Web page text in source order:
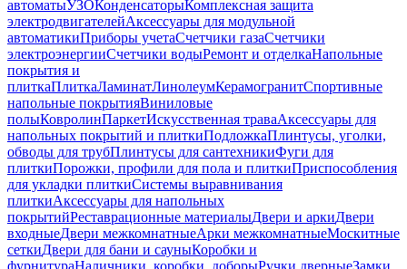
автоматыУЗОКонденсаторыКомплексная защита
электродвигателейАксессуары для модульной
автоматикиПриборы учетаСчетчики газаСчетчики
электроэнергииСчетчики водыРемонт и отделкаНапольные
покрытия и
плиткаПлиткаЛаминатЛинолеумКерамогранитСпортивные
напольные покрытияВиниловые
полыКовролинПаркетИскусственная траваАксессуары для
напольных покрытий и плиткиПодложкаПлинтусы, уголки,
обводы для трубПлинтусы для сантехникиФуги для
плиткиПорожки, профили для пола и плиткиПриспособления
для укладки плиткиСистемы выравнивания
плиткиАксессуары для напольных
покрытийРеставрационные материалыДвери и аркиДвери
входныеДвери межкомнатныеАрки межкомнатныеМоскитные
сеткиДвери для бани и сауныКоробки и
фурнитураНаличники, коробки, доборыРучки дверныеЗамки